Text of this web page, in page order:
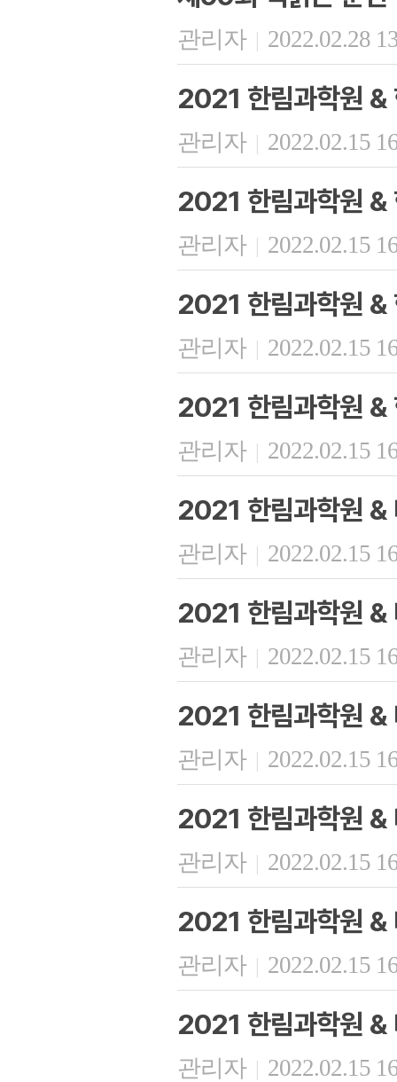
관리자 | 2022.02.28
2021 한림과학원 &
관리자 | 2022.02.15
2021 한림과학원 &
관리자 | 2022.02.15
2021 한림과학원 &
관리자 | 2022.02.15
2021 한림과학원 &
관리자 | 2022.02.15
2021 한림과학원 &
관리자 | 2022.02.15
2021 한림과학원 &
관리자 | 2022.02.15
2021 한림과학원 &
관리자 | 2022.02.15
2021 한림과학원 &
관리자 | 2022.02.15
2021 한림과학원 &
관리자 | 2022.02.15
2021 한림과학원 &
관리자 | 2022.02.15